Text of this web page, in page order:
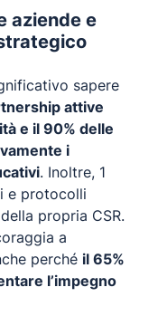
aziende e
sapere
attive
e il 90% delle
i
. Inoltre, 1
e protocolli
propria CSR.
a
perché il 65%
l’impegno